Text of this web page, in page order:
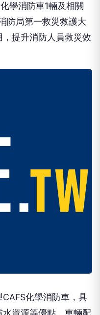
學消防車1輛及相關
防局第一救災救護大
提升消防人員救災效
化學消防車，具
資源等優點，車輛配